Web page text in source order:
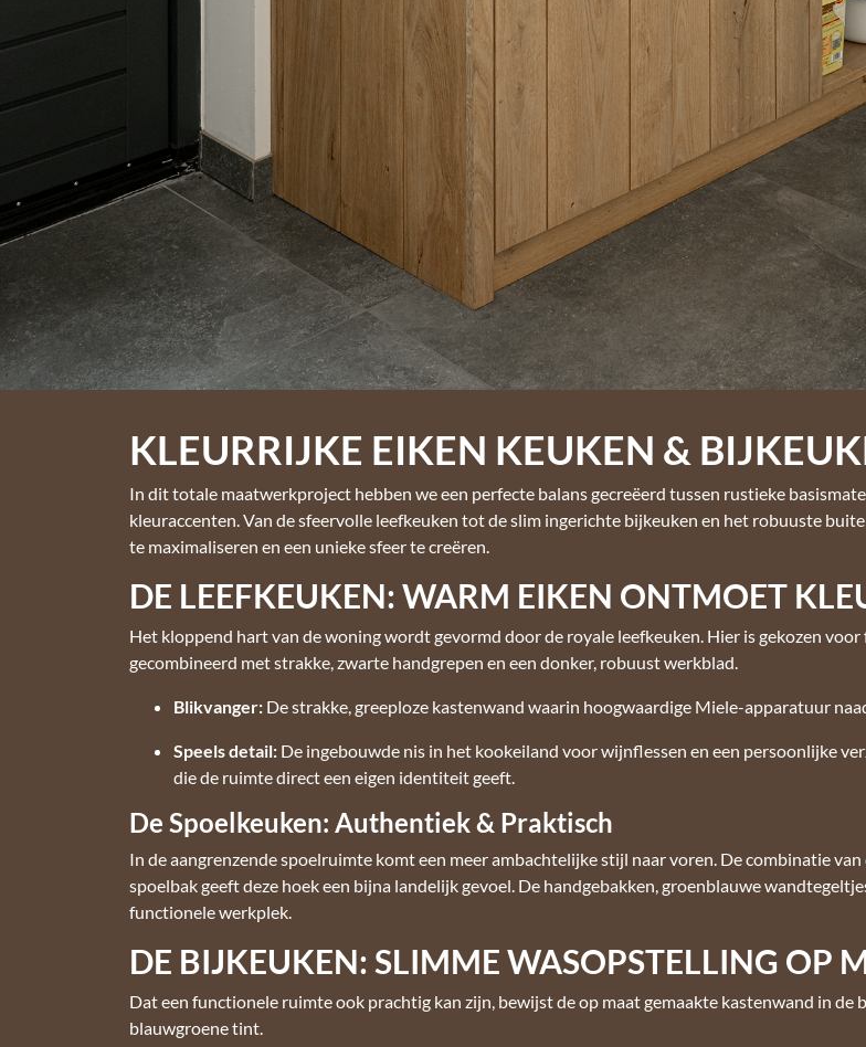
KLEURRIJKE EIKEN KEUKEN &
In dit totale maatwerkproject hebben we een perfecte balans gecreëerd tussen rustieke
kleuraccenten. Van de sfeervolle leefkeuken tot de slim ingerichte bijkeuken en het robuuste
te maximaliseren en een unieke sfeer te creëren.
DE LEEFKEUKEN: WARM EIKEN ONTMOET
Het kloppend hart van de woning wordt gevormd door de royale leefkeuken. Hier is gekozen
gecombineerd met strakke, zwarte handgrepen en een donker, robuust werkblad.
Blikvanger: De strakke, greeploze kastenwand waarin hoogwaardige Miele-apparatuur
Speels detail: De ingebouwde nis in het kookeiland voor wijnflessen en een persoonlijke
die de ruimte direct een eigen identiteit geeft.
De Spoelkeuken: Authentiek & Praktisch
In de aangrenzende spoelruimte komt een meer ambachtelijke stijl naar voren. De combinatie
spoelbak geeft deze hoek een bijna landelijk gevoel. De handgebakken, groenblauwe
functionele werkplek.
DE BIJKEUKEN: SLIMME WASOPSTELLING OP
Dat een functionele ruimte ook prachtig kan zijn, bewijst de op maat gemaakte kastenwand in
blauwgroene tint.